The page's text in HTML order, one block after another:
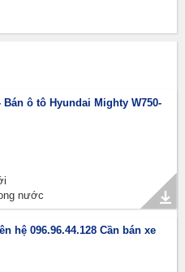
Bán ô tô Hyundai Mighty W750-
nước
hệ 096.96.44.128 Cần bán xe